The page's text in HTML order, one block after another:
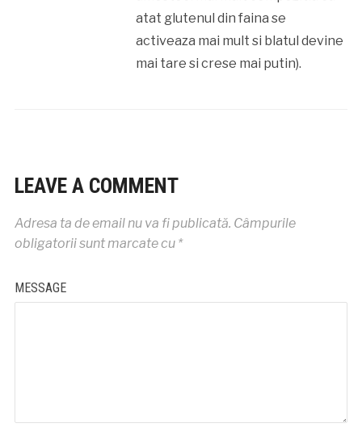
atat glutenul din faina se
activeaza mai mult si blatul devine
mai tare si crese mai putin).
LEAVE A COMMENT
Adresa ta de email nu va fi publicată. Câmpurile
obligatorii sunt marcate cu *
MESSAGE